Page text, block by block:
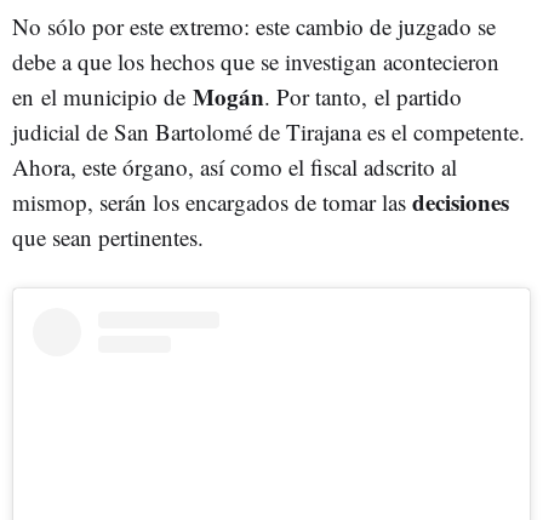
No sólo por este extremo: este cambio de juzgado se
debe a que los hechos que se investigan acontecieron
en el municipio de Mogán. Por tanto, el partido
judicial de San Bartolomé de Tirajana es el competente.
Ahora, este órgano, así como el fiscal adscrito al
mismop, serán los encargados de tomar las decisiones
que sean pertinentes.